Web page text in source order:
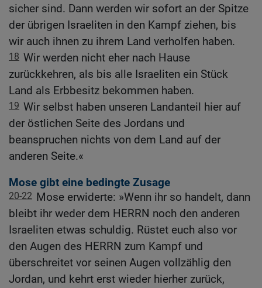
sicher sind. Dann werden wir sofort an der Spitze
der übrigen Israeliten in den Kampf ziehen, bis
wir auch ihnen zu ihrem Land verholfen haben.
18 Wir werden nicht eher nach Hause
zurückkehren, als bis alle Israeliten ein Stück
Land als Erbbesitz bekommen haben.
19 Wir selbst haben unseren Landanteil hier auf
der östlichen Seite des Jordans und
beanspruchen nichts von dem Land auf der
anderen Seite.«
Mose gibt eine bedingte Zusage
20-22 Mose erwiderte: »Wenn ihr so handelt, dann
bleibt ihr weder dem HERRN noch den anderen
Israeliten etwas schuldig. Rüstet euch also vor
den Augen des HERRN zum Kampf und
überschreitet vor seinen Augen vollzählig den
Jordan, und kehrt erst wieder hierher zurück,